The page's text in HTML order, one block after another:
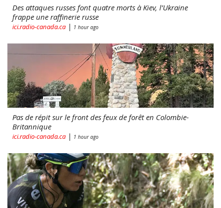
Des attaques russes font quatre morts à Kiev, l’Ukraine
frappe une raffinerie russe
ici.radio-canada.ca | 1 hour ago
Pas de répit sur le front des feux de forêt en Colombie-
Britannique
ici.radio-canada.ca | 1 hour ago